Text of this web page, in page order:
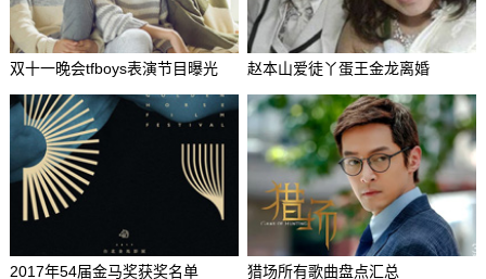
双十一晚会tfboys表演节目曝光 赵本山爱徒丫蛋王金龙离婚
2017年54届金马奖获奖名单 猎场所有歌曲盘点汇总